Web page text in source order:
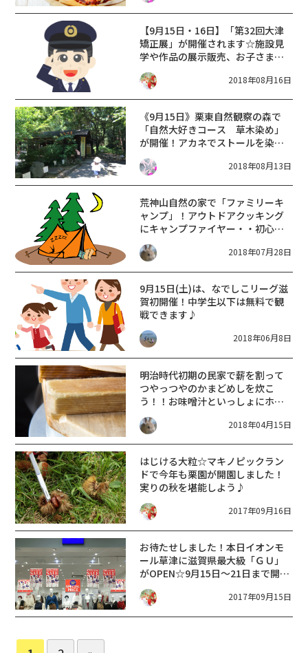
【9月15日・16日】「第32回大津
矯正展」が開催されます☆施設見
学や作品の展示販売、お子さまが
楽しめる企画もいっぱいあるよ♪
2018年08月16日
《9月15日》栗東自然観察の森で
「自然大好きコース 草木染め」
が開催！アカネでストールを染め
てみよう！小学生以上対象、受付
は9月1日から♪
2018年08月13日
荒神山自然の家で「ファミリーキ
ャンプ」！アウトドアクッキング
にキャンプファイヤー・・初心者
OK！
2018年07月28日
9月15日(土)は、なでしこリーグ滋
賀初開催！中学生以下は無料で観
戦できます♪
2018年06月8日
明治時代初期の民家で薪を割って
つやっつやのかまどめしを炊こ
う！！お味噌汁といっしょにホカ
ホカご飯♪
2018年04月15日
はじける大粒☆マキノピックラン
ドで今年も栗園が開園しました！
実りの秋を堪能しよう♪
2017年09月16日
お待たせしました！本日イオンモ
ール草津に滋賀県最大級「ＧＵ」
がOPEN☆9月15日～21日まで開催
されるOPENING SALEの超目玉商
品をお見逃しなく！
2017年09月15日